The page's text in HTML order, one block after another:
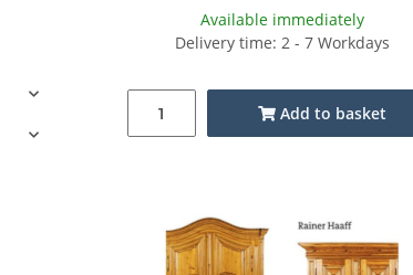
Available immediately
Delivery time: 2 - 7 Workdays
Add to basket